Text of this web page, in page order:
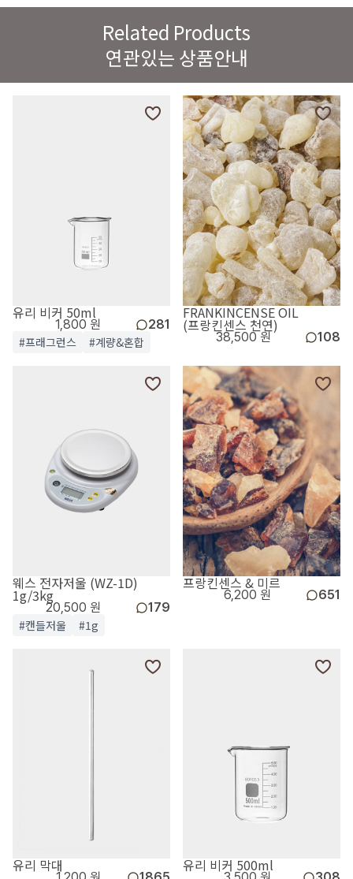
Related Products
연관있는 상품안내
유리 비커 50ml
1,800 원 281
#프래그런스 #계량&혼합
FRANKINCENSE OIL
(프랑킨센스 천연)
38,500 원 108
웨스 전자저울 (WZ-1D)
1g/3kg
20,500 원 179
#캔들저울 #1g
프랑킨센스 & 미르
6,200 원 651
유리 막대 유리 비커 500ml